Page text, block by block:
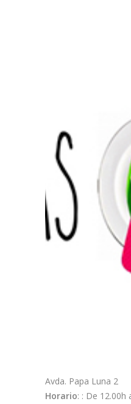
Avda. Papa Luna 2
Horario: : De 12.00h